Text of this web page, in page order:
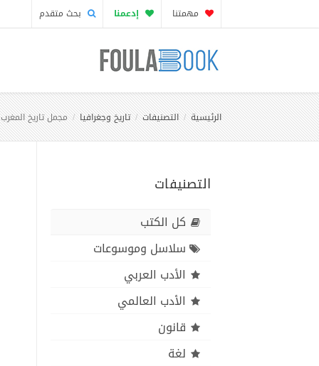
مهمتنا إدعمنا بحث متقدم
الرئيسية التصنيفات تاريخ وجغرافيا مجمل تاريخ المغرب
التصنيفات
كل الكتب
سلاسل وموسوعات
الأدب العربي
الأدب العالمي
قانون
لغة